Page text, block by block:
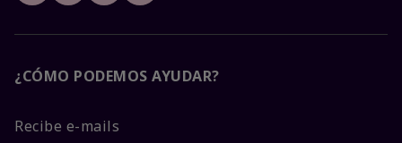
¿CÓMO PODEMOS AYUDAR?
Recibe e-mails